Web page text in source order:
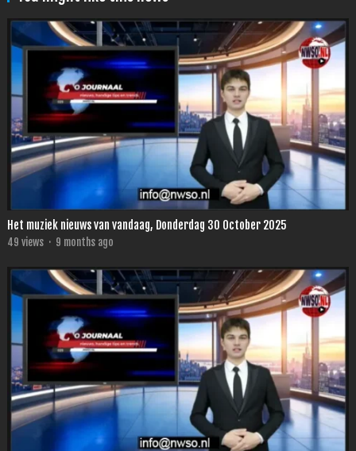
Het muziek nieuws van vandaag, Donderdag 30 October 2025
49 views · 9 months ago